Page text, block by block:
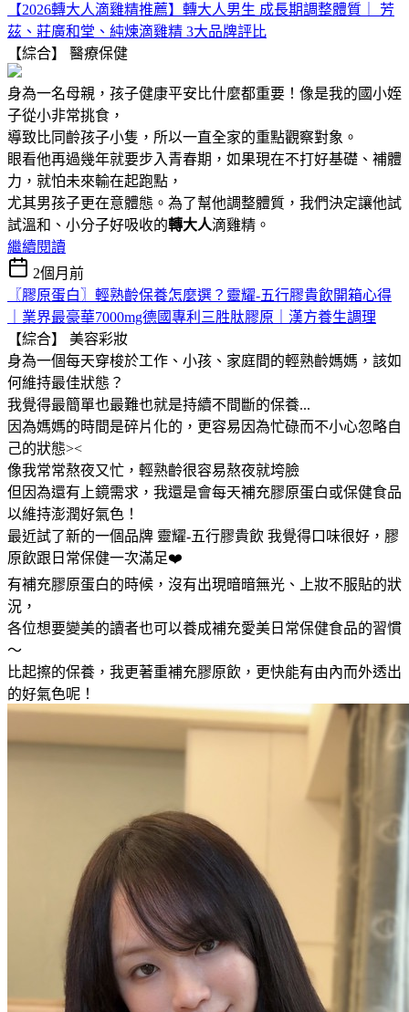
【2026轉大人滴雞精推薦】轉大人男生 成長期調整體質｜ 芳
茲、莊廣和堂、純煉滴雞精 3大品牌評比
【綜合】 醫療保健
身為一名母親，孩子健康平安比什麼都重要！像是我的國小姪
子從小非常挑食，
導致比同齡孩子小隻，所以一直全家的重點觀察對象。
眼看他再過幾年就要步入青春期，如果現在不打好基礎、補體
力，就怕未來輸在起跑點，
尤其男孩子更在意體態。為了幫他調整體質，我們決定讓他試
試溫和、小分子好吸收的轉大人滴雞精。
繼續閱讀
2個月前
〖膠原蛋白〗輕熟齡保養怎麼選？靈耀-五行膠貴飲開箱心得
｜業界最豪華7000mg德國專利三胜肽膠原｜漢方養生調理
【綜合】 美容彩妝
身為一個每天穿梭於工作、小孩、家庭間的輕熟齡媽媽，該如
何維持最佳狀態？
我覺得最簡單也最難也就是持續不間斷的保養...
因為媽媽的時間是碎片化的，更容易因為忙碌而不小心忽略自
己的狀態><
像我常常熬夜又忙，輕熟齡很容易熬夜就垮臉
但因為還有上鏡需求，我還是會每天補充膠原蛋白或保健食品
以維持澎潤好氣色！
最近試了新的一個品牌 靈耀-五行膠貴飲 我覺得口味很好，膠
原飲跟日常保健一次滿足❤️
有補充膠原蛋白的時候，沒有出現暗暗無光、上妝不服貼的狀
況，
各位想要變美的讀者也可以養成補充愛美日常保健食品的習慣
～
比起擦的保養，我更著重補充膠原飲，更快能有由內而外透出
的好氣色呢！